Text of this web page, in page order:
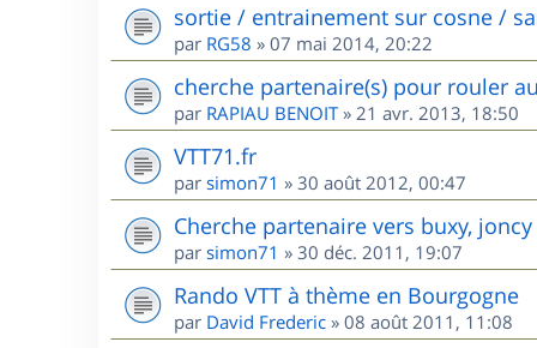
sortie / entrainement sur cosne /
par RG58 » 07 mai 2014, 20:22
cherche partenaire(s) pour rouler
par RAPIAU BENOIT» 21 avr. 2013, 18:50
VTT71.fr
par simon71 » 30 août 2012, 00:47
Cherche partenaire vers buxy,
par simon71 » 30 déc. 2011, 19:07
Rando VTT à thème en Bourgogne
par David Frederic » 08 août 2011, 11:08